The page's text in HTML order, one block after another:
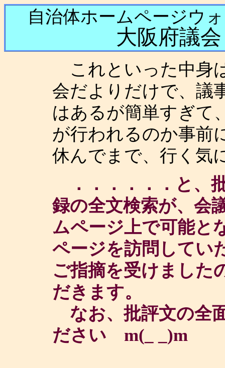
自治体ホームページ
大阪府議会
これといった中身
会だよりだけで、議
はあるが簡単すぎて
が行われるのか事前
休んでまで、行く気
．．．．．．と、
録の全文検索が、会
ムページ上で可能と
ページを訪問してい
ご指摘を受けました
だきます。
なお、批評文の全
ださい m(_ _)m